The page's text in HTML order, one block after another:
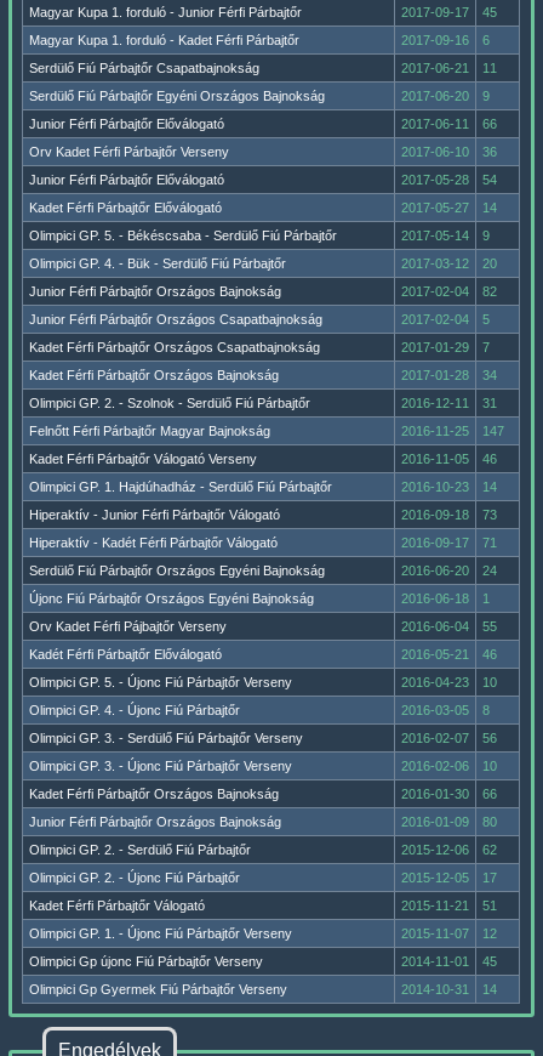
Magyar Kupa 1. forduló - Junior Férfi Párbajtőr
2017-09-17
45
Magyar Kupa 1. forduló - Kadet Férfi Párbajtőr
2017-09-16
6
Serdülő Fiú Párbajtőr Csapatbajnokság
2017-06-21
11
Serdülő Fiú Párbajtőr Egyéni Országos Bajnokság
2017-06-20
9
Junior Férfi Párbajtőr Előválogató
2017-06-11
66
Orv Kadet Férfi Párbajtőr Verseny
2017-06-10
36
Junior Férfi Párbajtőr Előválogató
2017-05-28
54
Kadet Férfi Párbajtőr Előválogató
2017-05-27
14
Olimpici GP. 5. - Békéscsaba - Serdülő Fiú Párbajtőr
2017-05-14
9
Olimpici GP. 4. - Bük - Serdülő Fiú Párbajtőr
2017-03-12
20
Junior Férfi Párbajtőr Országos Bajnokság
2017-02-04
82
Junior Férfi Párbajtőr Országos Csapatbajnokság
2017-02-04
5
Kadet Férfi Párbajtőr Országos Csapatbajnokság
2017-01-29
7
Kadet Férfi Párbajtőr Országos Bajnokság
2017-01-28
34
Olimpici GP. 2. - Szolnok - Serdülő Fiú Párbajtőr
2016-12-11
31
Felnőtt Férfi Párbajtőr Magyar Bajnokság
2016-11-25
147
Kadet Férfi Párbajtőr Válogató Verseny
2016-11-05
46
Olimpici GP. 1. Hajdúhadház - Serdülő Fiú Párbajtőr
2016-10-23
14
Hiperaktív - Junior Férfi Párbajtőr Válogató
2016-09-18
73
Hiperaktív - Kadét Férfi Párbajtőr Válogató
2016-09-17
71
Serdülő Fiú Párbajtőr Országos Egyéni Bajnokság
2016-06-20
24
Újonc Fiú Párbajtőr Országos Egyéni Bajnokság
2016-06-18
1
Orv Kadet Férfi Pájbajtőr Verseny
2016-06-04
55
Kadét Férfi Párbajtőr Előválogató
2016-05-21
46
Olimpici GP. 5. - Újonc Fiú Párbajtőr Verseny
2016-04-23
10
Olimpici GP. 4. - Újonc Fiú Párbajtőr
2016-03-05
8
Olimpici GP. 3. - Serdülő Fiú Párbajtőr Verseny
2016-02-07
56
Olimpici GP. 3. - Újonc Fiú Párbajtőr Verseny
2016-02-06
10
Kadet Férfi Párbajtőr Országos Bajnokság
2016-01-30
66
Junior Férfi Párbajtőr Országos Bajnokság
2016-01-09
80
Olimpici GP. 2. - Serdülő Fiú Párbajtőr
2015-12-06
62
Olimpici GP. 2. - Újonc Fiú Párbajtőr
2015-12-05
17
Kadet Férfi Párbajtőr Válogató
2015-11-21
51
Olimpici GP. 1. - Újonc Fiú Párbajtőr Verseny
2015-11-07
12
Olimpici Gp újonc Fiú Párbajtőr Verseny
2014-11-01
45
Olimpici Gp Gyermek Fiú Párbajtőr Verseny
2014-10-31 14
Engedélyek